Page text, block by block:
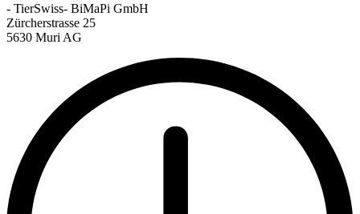
- TierSwiss- BiMaPi GmbH
Zürcherstrasse 25
5630 Muri AG